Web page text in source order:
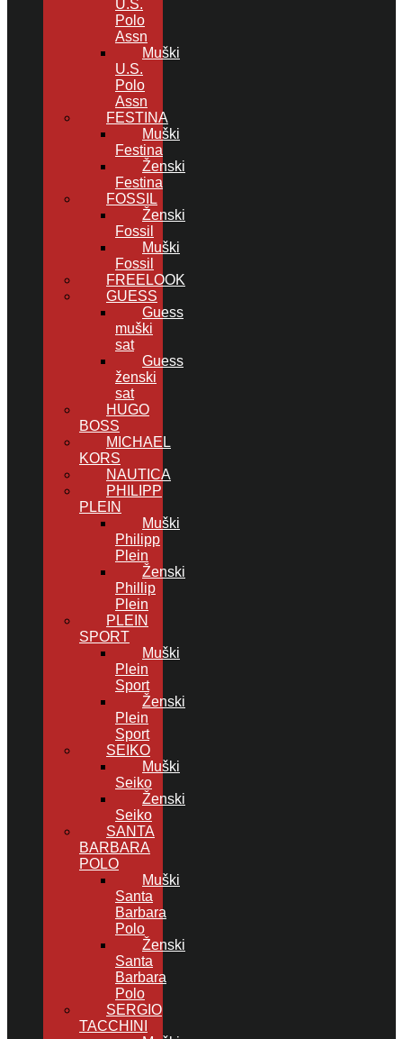
U.S.
Polo
Assn
Muški
U.S.
Polo
Assn
FESTINA
Muški
Festina
Ženski
Festina
FOSSIL
Ženski
Fossil
Muški
Fossil
FREELOOK
GUESS
Guess
muški
sat
Guess
ženski
sat
HUGO
BOSS
MICHAEL
KORS
NAUTICA
PHILIPP
PLEIN
Muški
Philipp
Plein
Ženski
Phillip
Plein
PLEIN
SPORT
Muški
Plein
Sport
Ženski
Plein
Sport
SEIKO
Muški
Seiko
Ženski
Seiko
SANTA
BARBARA
POLO
Muški
Santa
Barbara
Polo
Ženski
Santa
Barbara
Polo
SERGIO
TACCHINI